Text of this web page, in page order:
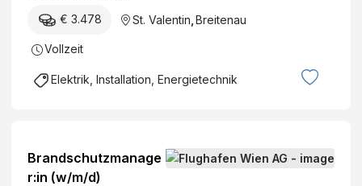
€ 3.478 St. Valentin,Breitenau
Vollzeit
Elektrik, Installation, Energietechnik
Brandschutzmanage
r:in (w/m/d)